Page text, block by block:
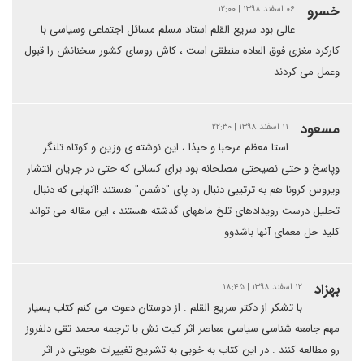
خسرو ۰۶ اسفند ۱۳۹۸ | ۱۲:۰۰
عالی بود سریع القلم استاد مسلم مسائل اجتماعی وسیاسی با
کارکرد مغزی فوق العاده منطقی است ، کاش روسای کشور سخنانش را قبول
وعمل می کردند
مسعود ۱۱ اسفند ۱۳۹۸ | ۲۲:۳۰
استا معظم مرحبا و حبذا ، این نوشته ی وزین و کوتاه تلنگر
وپاسخ و حتی نصیحتی مصلحانه بود برای کسانی که حتی در جریان انتشار
ویروس کرونا هم به ترتیبی دنبال رد پای "دشمن" هستند !آنهایی که دنبال
تحلیل درست رویدادهای تلخ ماههای گذشته هستند ، این مقاله می تواند
کلید حل معمای آنها باشدوو
بهزاد ۱۲ اسفند ۱۳۹۸ | ۱۸:۴۵
با تشکر از دکتر سریع القلم . از دوستان دعوت می کنم کتاب بسیار
مهم جامعه شناسی سیاسی معاصر اثر کیت نش با ترجمه محمد تقی دلفروز
رو مطالعه کنند . در این کتاب به خوبی به تشریح تغییرات هویتی در اثر